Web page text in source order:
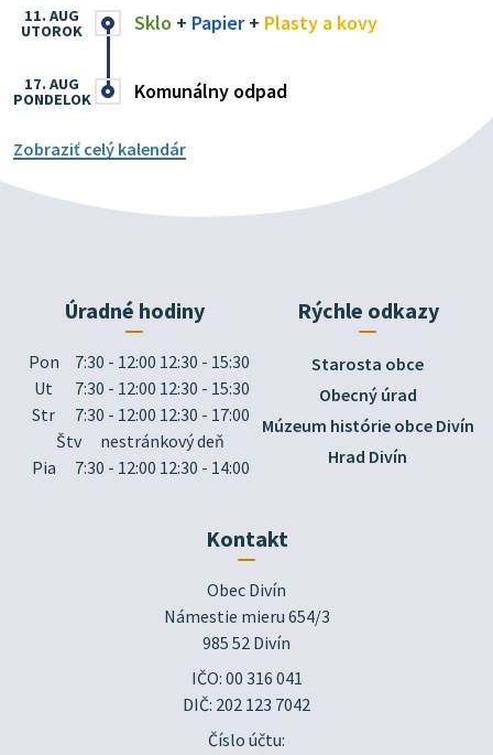
Sklo + Papier+ Plasty a kovy
11. AUG
UTOROK
Komunálny odpad
17. AUG
PONDELOK
Zobraziť celý kalendár
Úradné hodiny
Pon
7:30 - 12:00 12:30 - 15:30
Ut
7:30 - 12:00 12:30 - 15:30
Str
7:30 - 12:00 12:30 - 17:00
Štv
nestránkový deň
Pia
7:30 - 12:00 12:30 - 14:00
Rýchle odkazy
Starosta obce
Obecný úrad
Múzeum histórie obce Divín
Hrad Divín
Kontakt
Obec Divín
Námestie mieru 654/3
985 52 Divín
IČO: 00 316 041
DIČ: 202 123 7042
Číslo účtu: